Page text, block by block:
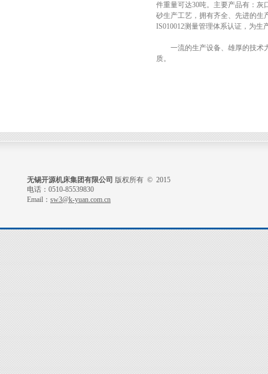
件重量可达30吨。主要产品有：
砂生产工艺，拥有齐全、先进的生
IS010012测量管理体系认证，为
一流的生产设备、雄厚的技术力
质。
无锡开源机床集团有限公司 版权所有 © 2015
电话：0510-85539830
Email： sw3@k-yuan.com.cn